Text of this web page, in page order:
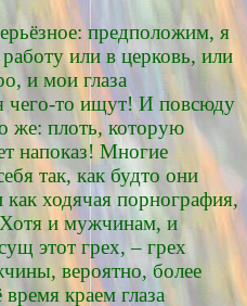
предположим, я
или в церковь, или
и мои глаза
чего-то ищут! И повсюду
же: плоть, которую
напоказ! Многие
так, как будто они
ходячая порнография,
Хотя и мужчинам, и
этот грех, – грех
вероятно, более
краем глаза